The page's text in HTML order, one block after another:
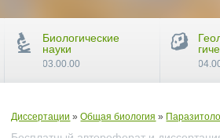
Диссертации »Общая биология »
Биологические
науки
03.00.00